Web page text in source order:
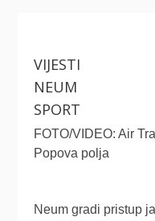
VIJESTI
NEUM
SPORT
FOTO/VIDEO: Air
Popova polja
Neum gradi pristup